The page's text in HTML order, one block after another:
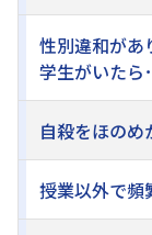
性別違和があ
学生がいたら
自殺をほのめ
授業以外で頻